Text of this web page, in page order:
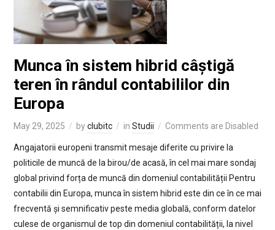
Munca în sistem hibrid câștigă
teren în rândul contabililor din
Europa
May 29, 2025 byclubitc in Studii Comments are Disabled
Angajatorii europeni transmit mesaje diferite cu privire la
politicile de muncă de la birou/de acasă, în cel mai mare sondaj
global privind forța de muncă din domeniul contabilității Pentru
contabilii din Europa, munca în sistem hibrid este din ce în ce mai
frecventă și semnificativ peste media globală, conform datelor
culese de organismul de top din domeniul contabilității, la nivel